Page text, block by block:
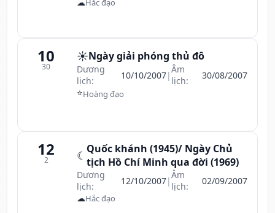
10
30
☀️Ngày giải phóng thủ đô
Dương
lịch:
10/10/2007|Âm
lịch:
30/08/2007
⭐Hoàng đạo
12
2 ☾ Quốc khánh (1945)/ Ngày Chủ
tịch Hồ Chí Minh qua đời (1969)
Dương
lịch:
12/10/2007|Âm
lịch:
02/09/2007
☁Hắc đạo